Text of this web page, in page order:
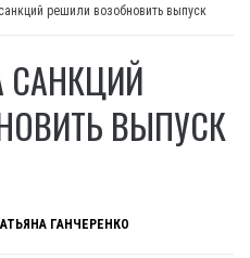
САНКЦИЙ
ВЫПУСК
ГАНЧЕРЕНКО